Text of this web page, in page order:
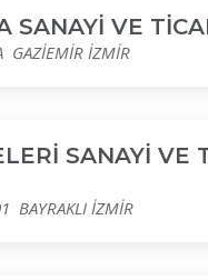
SANAYİ VE
GAZİEMİR İZMİR
SANAYİ VE
BAYRAKLI İZMİR